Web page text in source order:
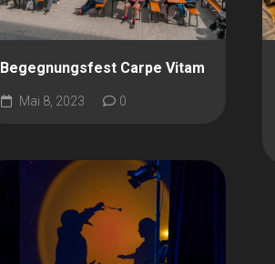
Begegnungsfest Carpe Vitam
Mai 8, 2023 0